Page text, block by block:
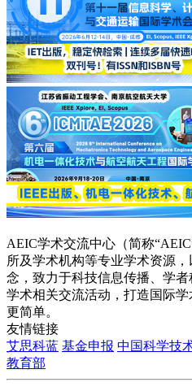
AEIC学术交流中心（简称
所及学术机构等专业学术资源
念，致力于科技信息传播、学
学术相关交流活动，打造国际
更简单。
友情链接
艾思科蓝 基金申报 中国科学技
教育部